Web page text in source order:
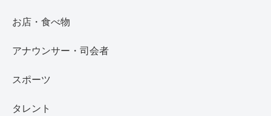
お店・食べ物
アナウンサー・司会者
スポーツ
タレント